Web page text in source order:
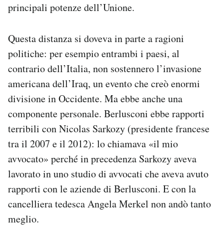
principali potenze dell’Unione.
Questa distanza si doveva in parte a ragioni
politiche: per esempio entrambi i paesi, al
contrario dell’Italia, non sostennero l’invasione
americana dell’Iraq, un evento che creò enormi
divisione in Occidente. Ma ebbe anche una
componente personale. Berlusconi ebbe rapporti
terribili con Nicolas Sarkozy (presidente francese
tra il 2007 e il 2012): lo chiamava «il mio
avvocato» perché in precedenza Sarkozy aveva
lavorato in uno studio di avvocati che aveva avuto
rapporti con le aziende di Berlusconi. E con la
cancelliera tedesca Angela Merkel non andò tanto
meglio.